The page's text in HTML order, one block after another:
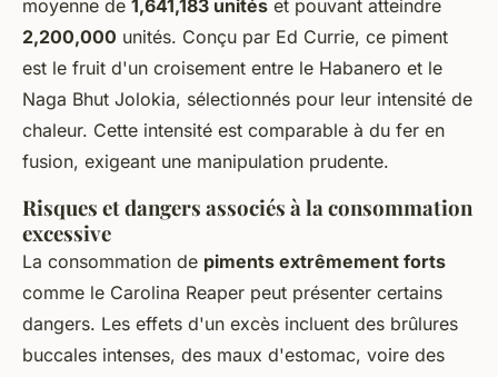
moyenne de 1,641,183 unités et pouvant atteindre
2,200,000 unités. Conçu par Ed Currie, ce piment
est le fruit d'un croisement entre le Habanero et le
Naga Bhut Jolokia, sélectionnés pour leur intensité de
chaleur. Cette intensité est comparable à du fer en
fusion, exigeant une manipulation prudente.
Risques et dangers associés à la consommation
excessive
La consommation de piments extrêmement forts
comme le Carolina Reaper peut présenter certains
dangers. Les effets d'un excès incluent des brûlures
buccales intenses, des maux d'estomac, voire des